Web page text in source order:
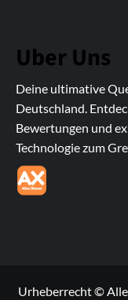
Uber Uns
Deine ultimative
Deutschland.
Bewertungen und
Technologie zum
Urheberrecht ©